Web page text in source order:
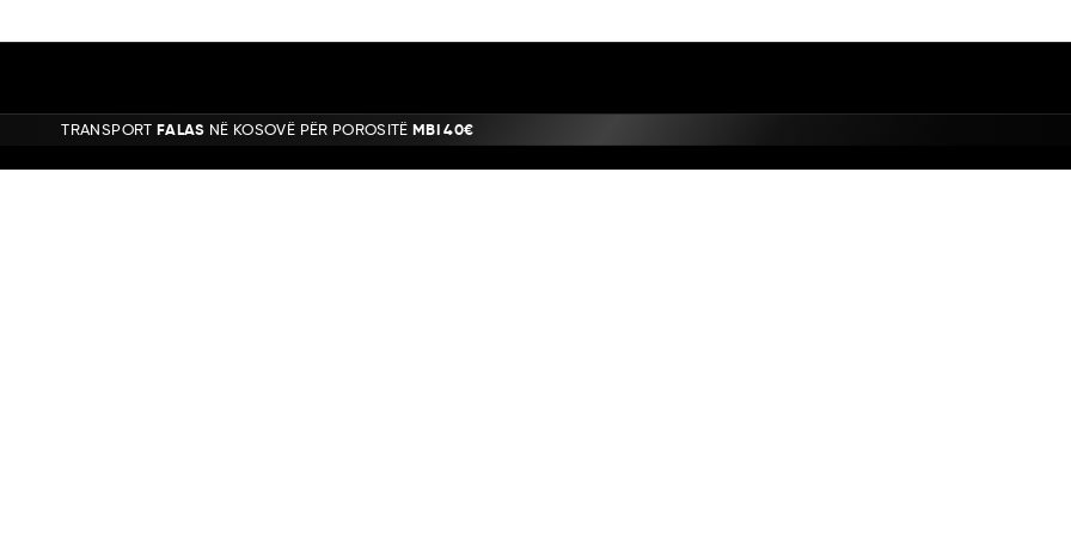
INFORMACION NA NDIQNI
TRANSPORT FALAS NË KOSOVË PËR POROSITËMBI 40€